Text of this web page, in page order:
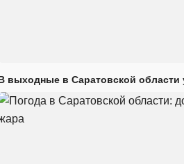
выходные в Саратовской области